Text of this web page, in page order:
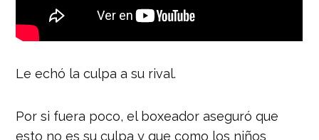
Le echó la culpa a su rival.
Por si fuera poco, el boxeador aseguró que
esto no es su culpa y que como los niños